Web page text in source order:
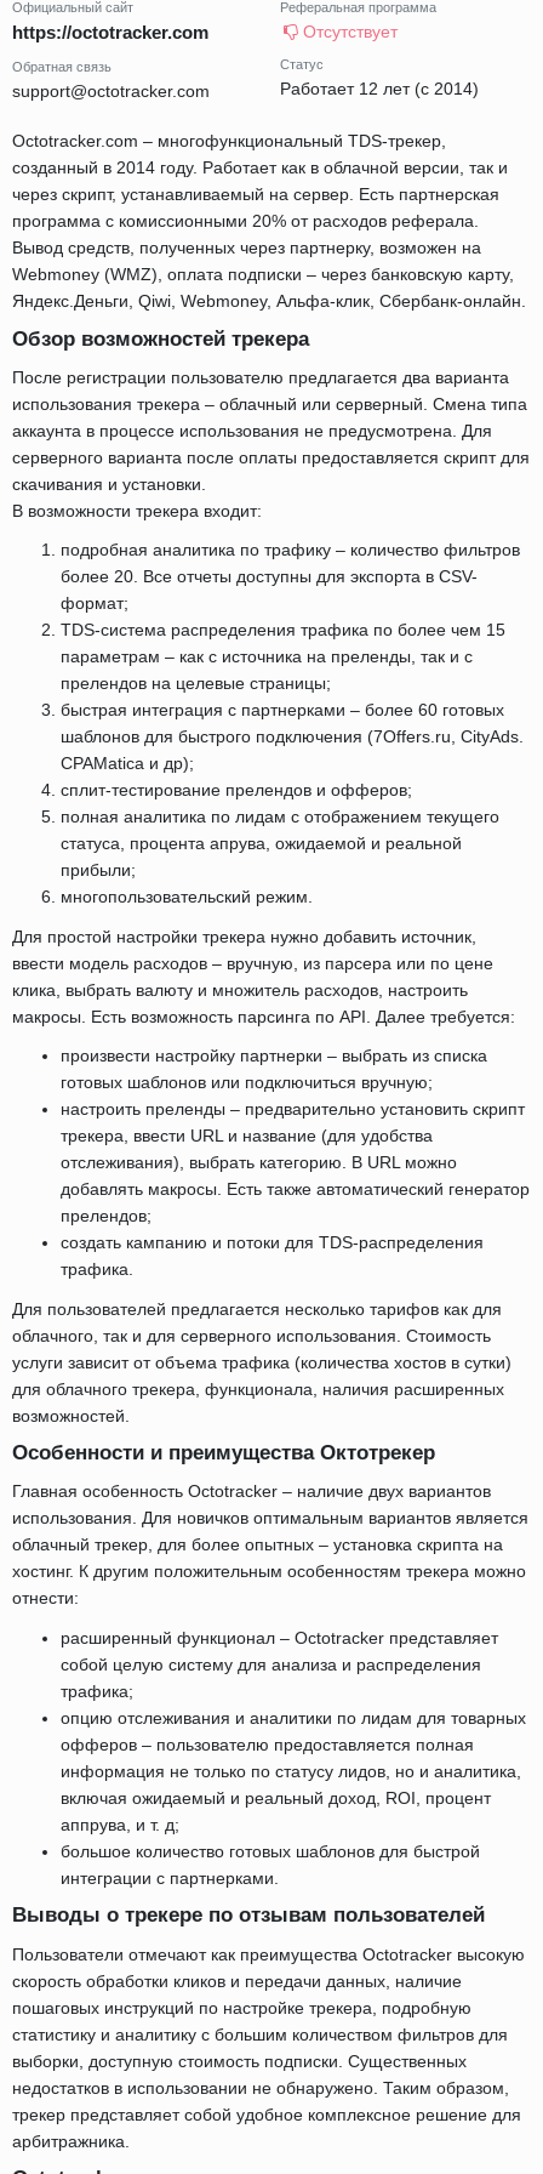
Официальный сайт
https://octotracker.com
Обратная связь
support@octotracker.com
Реферальная программа
Отсутствует
Статус
Работает 12 лет (с 2014)
Octotracker.com – многофункциональный TDS-трекер,
созданный в 2014 году. Работает как в облачной версии, так и
через скрипт, устанавливаемый на сервер. Есть партнерская
программа с комиссионными 20% от расходов реферала.
Вывод средств, полученных через партнерку, возможен на
Webmoney (WMZ), оплата подписки – через банковскую карту,
Яндекс.Деньги, Qiwi, Webmoney, Альфа-клик, Сбербанк-онлайн.
Обзор возможностей трекера
После регистрации пользователю предлагается два варианта
использования трекера – облачный или серверный. Смена типа
аккаунта в процессе использования не предусмотрена. Для
серверного варианта после оплаты предоставляется скрипт для
скачивания и установки.
В возможности трекера входит:
подробная аналитика по трафику – количество фильтров
более 20. Все отчеты доступны для экспорта в CSV-
формат;
TDS-система распределения трафика по более чем 15
параметрам – как с источника на преленды, так и с
прелендов на целевые страницы;
быстрая интеграция с партнерками – более 60 готовых
шаблонов для быстрого подключения (7Offers.ru, CityAds.
CPAMatica и др);
сплит-тестирование прелендов и офферов;
полная аналитика по лидам с отображением текущего
статуса, процента апрува, ожидаемой и реальной
прибыли;
многопользовательский режим.
Для простой настройки трекера нужно добавить источник,
ввести модель расходов – вручную, из парсера или по цене
клика, выбрать валюту и множитель расходов, настроить
макросы. Есть возможность парсинга по API. Далее требуется:
произвести настройку партнерки – выбрать из списка
готовых шаблонов или подключиться вручную;
настроить преленды – предварительно установить скрипт
трекера, ввести URL и название (для удобства
отслеживания), выбрать категорию. В URL можно
добавлять макросы. Есть также автоматический генератор
прелендов;
создать кампанию и потоки для TDS-распределения
трафика.
Для пользователей предлагается несколько тарифов как для
облачного, так и для серверного использования. Стоимость
услуги зависит от объема трафика (количества хостов в сутки)
для облачного трекера, функционала, наличия расширенных
возможностей.
Особенности и преимущества Октотрекер
Главная особенность Octotracker – наличие двух вариантов
использования. Для новичков оптимальным вариантов является
облачный трекер, для более опытных – установка скрипта на
хостинг. К другим положительным особенностям трекера можно
отнести:
расширенный функционал – Octotracker представляет
собой целую систему для анализа и распределения
трафика;
опцию отслеживания и аналитики по лидам для товарных
офферов – пользователю предоставляется полная
информация не только по статусу лидов, но и аналитика,
включая ожидаемый и реальный доход, ROI, процент
аппрува, и т. д;
большое количество готовых шаблонов для быстрой
интеграции с партнерками.
Выводы о трекере по отзывам пользователей
Пользователи отмечают как преимущества Octotracker высокую
скорость обработки кликов и передачи данных, наличие
пошаговых инструкций по настройке трекера, подробную
статистику и аналитику с большим количеством фильтров для
выборки, доступную стоимость подписки. Существенных
недостатков в использовании не обнаружено. Таким образом,
трекер представляет собой удобное комплексное решение для
арбитражника.